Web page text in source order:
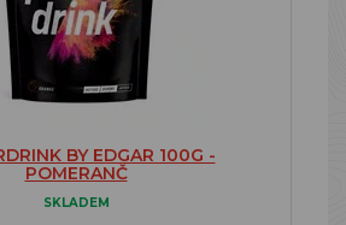
BY EDGAR 100G -
POMERANČ
SKLADEM